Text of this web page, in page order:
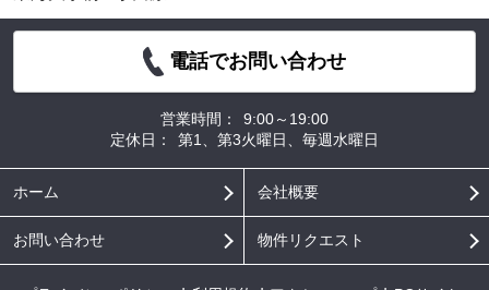
電話でお問い合わせ
営業時間：
9:00～19:00
定休日：
第1、第3火曜日、毎週水曜日
ホーム 会社概要
お問い合わせ 物件リクエスト